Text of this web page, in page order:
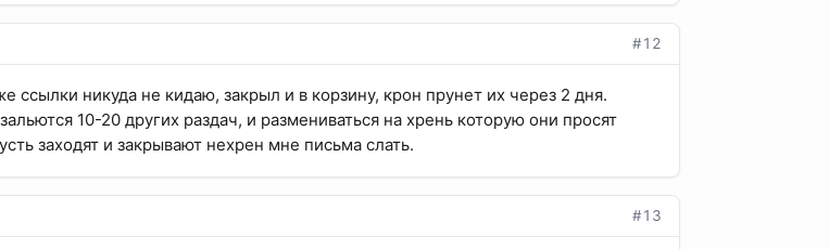
#12
ссылки никуда не кидаю, закрыл и в корзину, крон прунет их через 2 дня.
10-20 других раздач, и размениваться на хрень которую они просят
заходят и закрывают нехрен мне письма слать.
#13